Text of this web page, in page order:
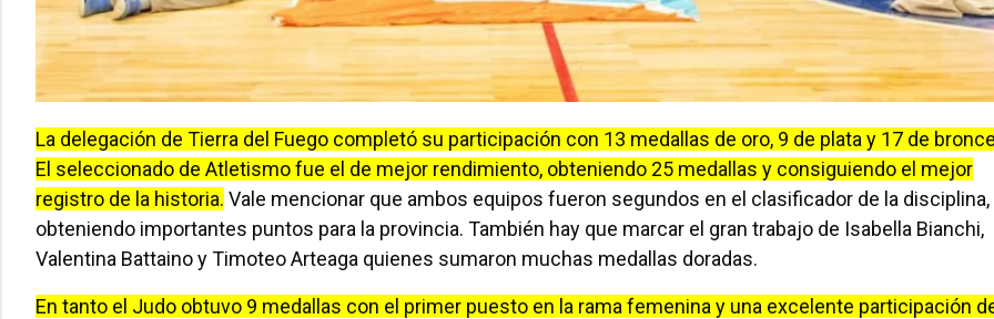
La delegación de Tierra del Fuego completó su participación con 13 medallas de oro, 9 de plata y 17 de
El seleccionado de Atletismo fue el de mejor rendimiento, obteniendo 25 medallas y consiguiendo el mejor
registro de la historia. Vale mencionar que ambos equipos fueron segundos en el clasificador de la disciplina,
obteniendo importantes puntos para la provincia. También hay que marcar el gran trabajo de Isabella Bianchi,
Valentina Battaino y Timoteo Arteaga quienes sumaron muchas medallas doradas.
En tanto el Judo obtuvo 9 medallas con el primer puesto en la rama femenina y una excelente participación